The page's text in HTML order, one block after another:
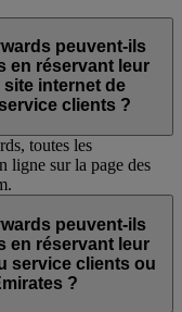
peuvent-ils
en réservant leur
internet de
clients ?
toutes les
ligne sur la page des
peuvent-ils
en réservant leur
service clients ou
?